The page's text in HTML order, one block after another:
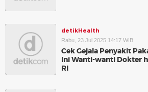
detikHealth
Rabu, 23 Jul 2025 14:17 WIB
Cek Gejala Penyakit
Ini Wanti-wanti Dokter
RI